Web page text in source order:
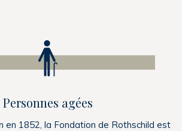
Personnes agées
en 1852, la Fondation de Rothschild est